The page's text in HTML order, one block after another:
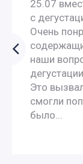
25.07
с
Очень
наши
Это
смогли
было...